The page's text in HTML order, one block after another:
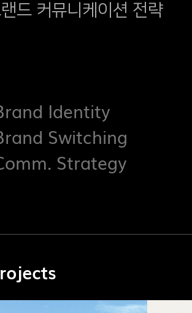
드 커뮤니케이션 전략
Identity
Switching
Strategy